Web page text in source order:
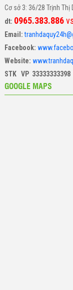
Cơ sở 3: 36/28 Trịnh Thị
dt: 0965.383.886
Email:
Facebook:
Website:
STK VP
GOOGLE MAPS